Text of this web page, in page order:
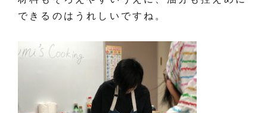
できるのはうれしいですね。